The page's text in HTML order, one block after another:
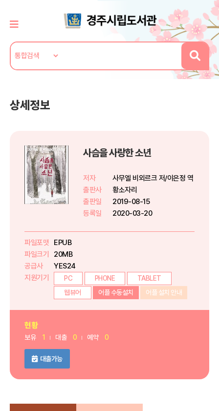
상세정보
사슴을 사랑한 소년
저자
사무엘 비외르크 저/이은정 역
출판사
황소자리
출판일
2019-08-15
등록일
2020-03-20
파일포맷
EPUB
파일크기
20MB
공급사
YES24
지원기기
PC PHONE
TABLET
웹뷰어
어플 수동설치 어플 설치 안내
현황
보유 1 대출 0 예약 0
대출가능